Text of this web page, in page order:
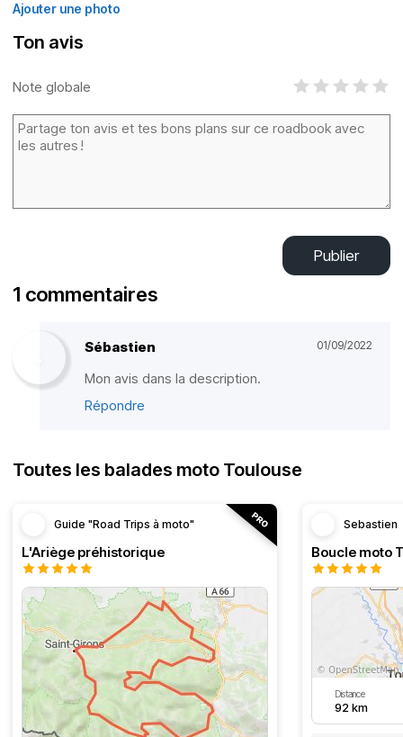
Ajouter une photo
Ton avis
Note globale
Publier
1 commentaires
Sébastien 01/09/2022
Mon avis dans la description.
Répondre
Toutes les balades moto Toulouse
Guide "Road Trips à moto"
L'Ariège préhistorique
Sebastien
Distance
92 km